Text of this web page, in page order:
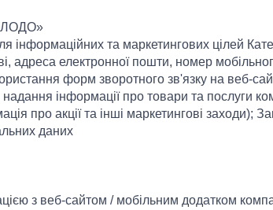
інформаційних та маркетингових цілей
адреса електронної пошти, номер
форм зворотного зв'язку на веб-
інформації про товари та послуги
про акції та інші маркетингові заходи);
даних
з веб-сайтом / мобільним додатком